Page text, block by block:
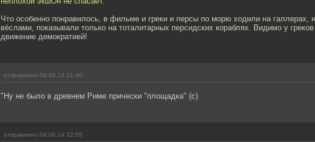
Что особенно понравилось, в фильме и греки и персы по морю ходили на галлерах,
вёслами, показывали только на тоталитарных персидских кораблях. Видимо у
движение демократией!
отправлено 04.06.14 21:40
"Ну не было в древнем Риме прически "площадка" (с)
отправлено 04.06.14 22:05